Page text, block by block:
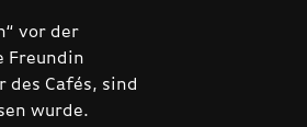
vor der
Freundin
des Cafés, sind
wurde.